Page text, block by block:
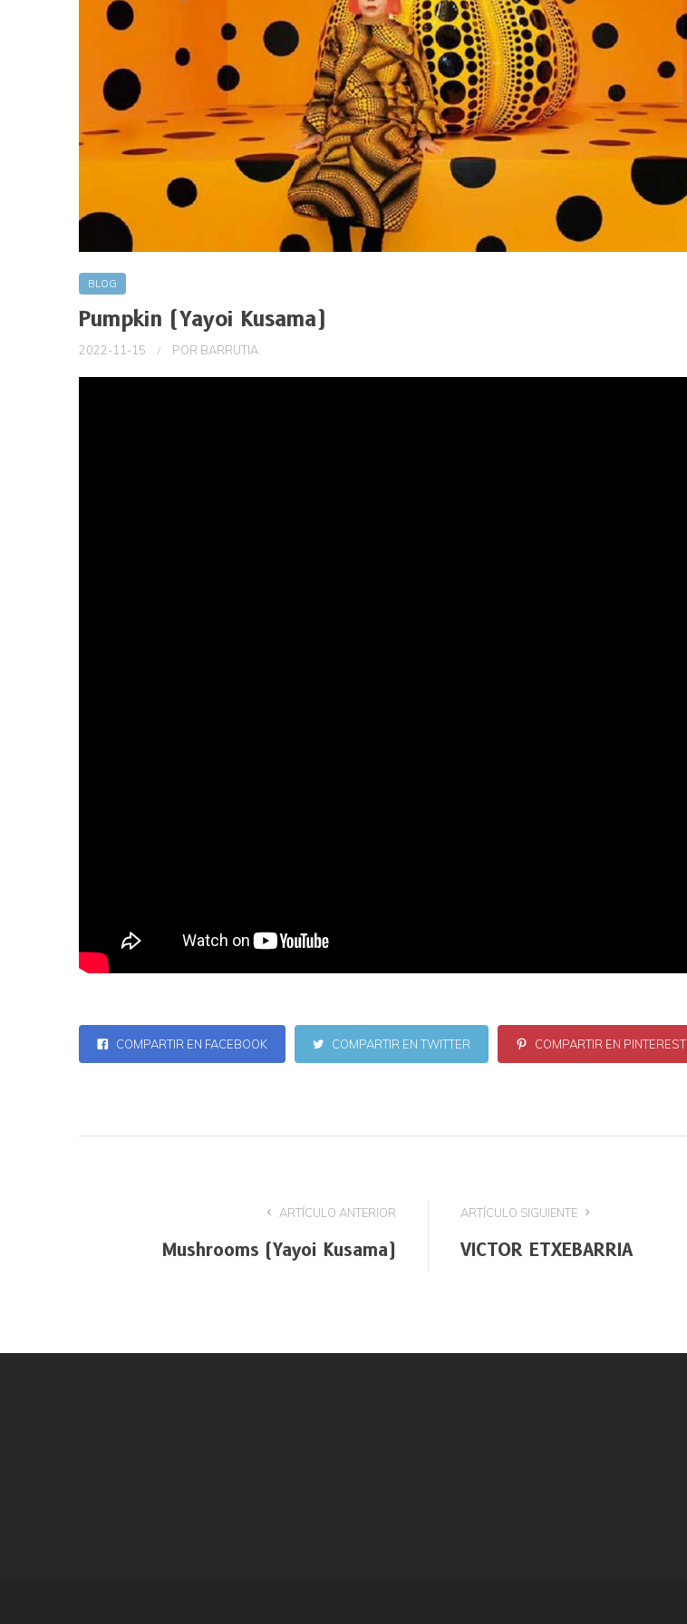
BLOG
Pumpkin (Yayoi Kusama)
2022-11-15 POR BARRUTIA
COMPARTIR EN FACEBOOK COMPARTIR EN TWITTER COMPARTIR EN PINTEREST
ARTÍCULO ANTERIOR
Mushrooms (Yayoi Kusama)
ARTÍCULO SIGUIENTE
VICTOR ETXEBARRIA